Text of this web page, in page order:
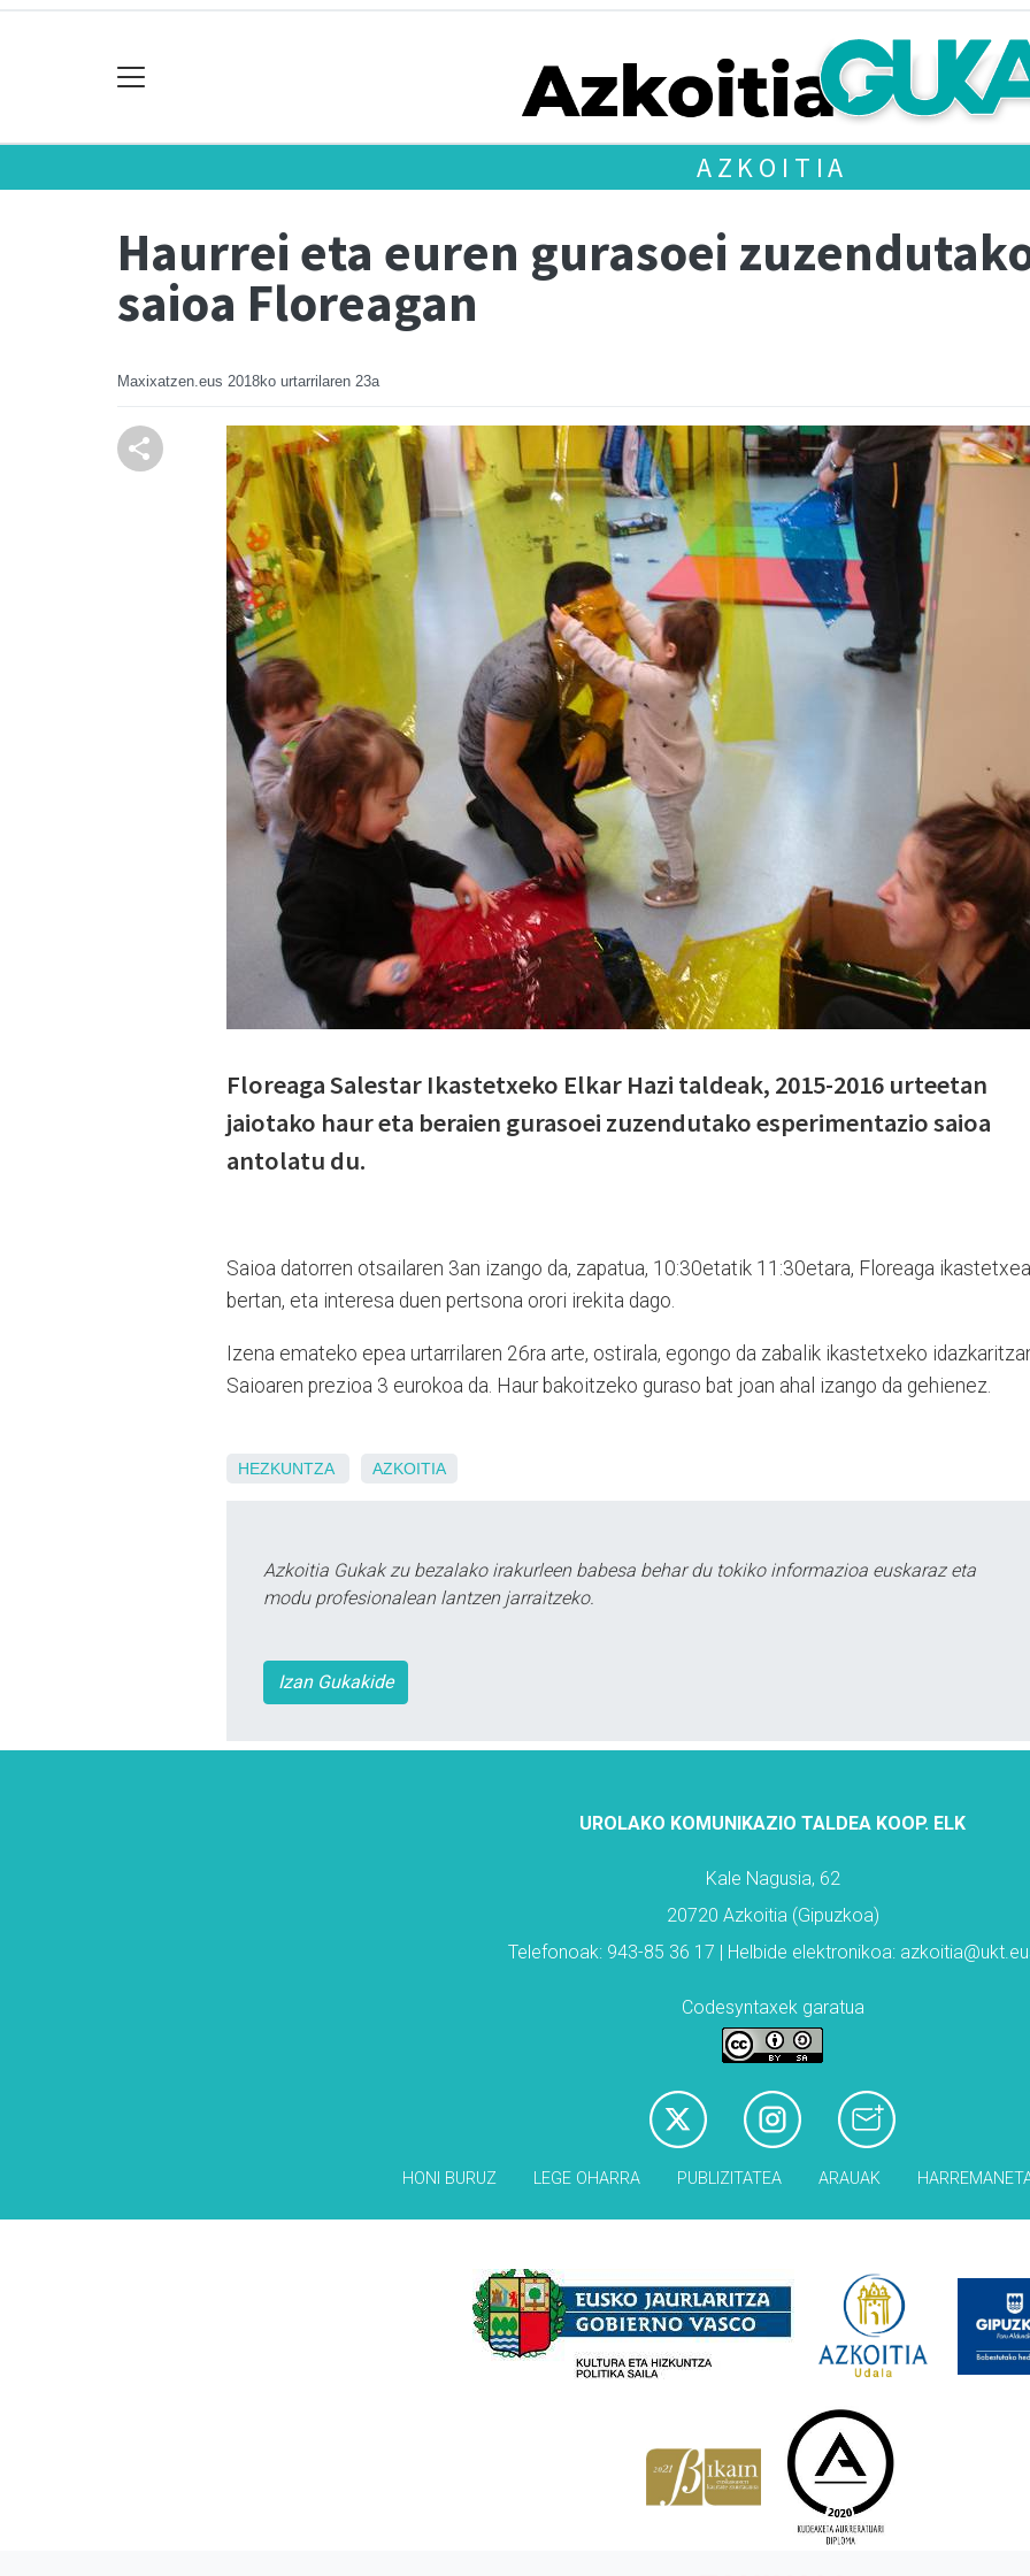
AZKOITIA
Haurrei eta euren gurasoei
saioa Floreagan
Maxixatzen.eus 2018ko urtarrilaren 23a
Floreaga Salestar Ikastetxeko Elkar Hazi taldeak, 2015-2016 urteetan
jaiotako haur eta beraien gurasoei zuzendutako esperimentazio saioa
antolatu du.
Saioa datorren otsailaren 3an izango da, zapatua, 10:30etatik 11:30etara, Floreaga
bertan, eta interesa duen pertsona orori irekita dago.
Izena emateko epea urtarrilaren 26ra arte, ostirala, egongo da zabalik ikastetxeko
Saioaren prezioa 3 eurokoa da. Haur bakoitzeko guraso bat joan ahal izango da gehienez.
HEZKUNTZA AZKOITIA
Azkoitia Gukak zu bezalako irakurleen babesa behar du tokiko informazioa euskaraz eta
modu profesionalean lantzen jarraitzeko.
Izan Gukakide
UROLAKO KOMUNIKAZIO TALDEA KOOP. ELK
Kale Nagusia, 62
20720 Azkoitia (Gipuzkoa)
Telefonoak: 943-85 36 17 | Helbide elektronikoa:
Codesyntaxek garatua
HONI BURUZ LEGE OHARRA PUBLIZITATEA ARAUAK